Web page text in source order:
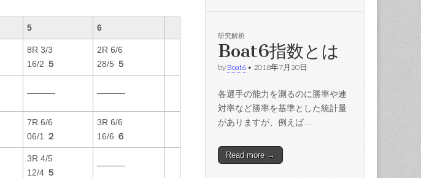
5 6
8R 3/3
16/2 ５
2R 6/6
28/5 ５
———- ———-
7R 6/6
06/1
２
3R 6/6
16/6 ６
3R 4/5
12/4 ５
———-
研究解析
Boat6指数とは
by Boat6 • 2018年7月20日
各選手の能力を測るのに勝率や連
対率など勝率を基準とした統計量
がありますが、例えば…
Read more →